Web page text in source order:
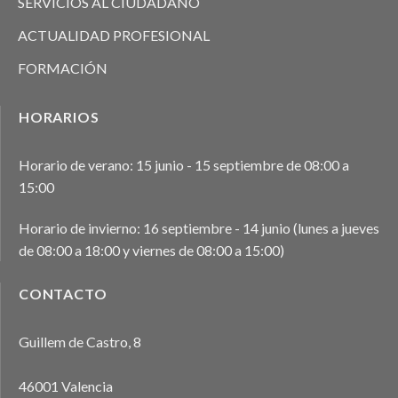
ACTUALIDAD PROFESIONAL
FORMACIÓN
HORARIOS
Horario de verano: 15 junio - 15 septiembre de 08:00 a
15:00
Horario de invierno: 16 septiembre - 14 junio (lunes a jueves
de 08:00 a 18:00 y viernes de 08:00 a 15:00)
CONTACTO
Guillem de Castro, 8
46001 Valencia